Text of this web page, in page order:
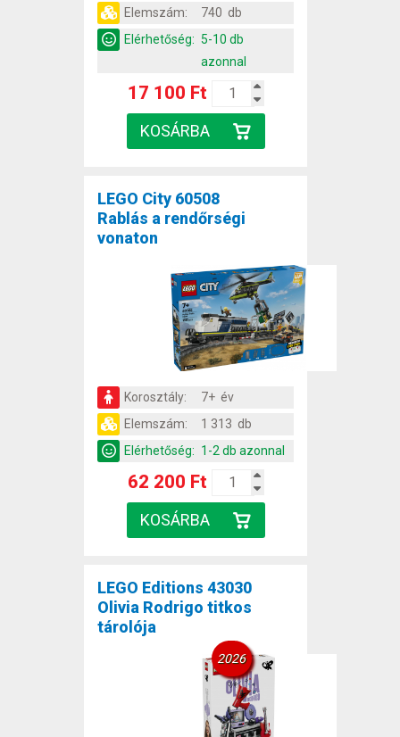
Elemszám:
740 db
Elérhetőség: 5-10 db
azonnal
17 100 Ft
LEGO City 60508
Rablás a rendőrségi
vonaton
Korosztály:
7+ év
Elemszám:
1 313 db
Elérhetőség: 1-2 db azonnal
62 200 Ft
LEGO Editions 43030
Olivia Rodrigo titkos
tárolója
2026